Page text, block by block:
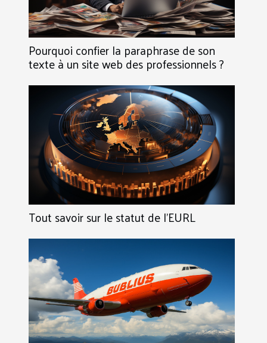
Pourquoi confier la paraphrase de son
texte à un site web des professionnels ?
Tout savoir sur le statut de l’EURL